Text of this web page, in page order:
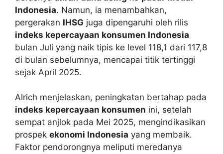
Indonesia. Namun, ia menambahkan,
pergerakan IHSG juga dipengaruhi oleh rilis
indeks kepercayaan konsumen Indonesia
bulan Juli yang naik tipis ke level 118,1 dari 117,8
di bulan sebelumnya, mencapai titik tertinggi
sejak April 2025.
Alrich menjelaskan, peningkatan bertahap pada
indeks kepercayaan konsumen ini, setelah
sempat anjlok pada Mei 2025, mengindikasikan
prospek ekonomi Indonesia yang membaik.
Faktor pendorongnya meliputi meredanya